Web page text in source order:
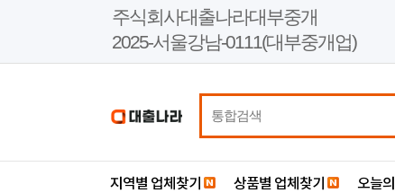
주식회사대출나라대부중개
2025-서울강남-0111(대부중개업)
지역별 업체찾기 상품별 업체찾기 오늘